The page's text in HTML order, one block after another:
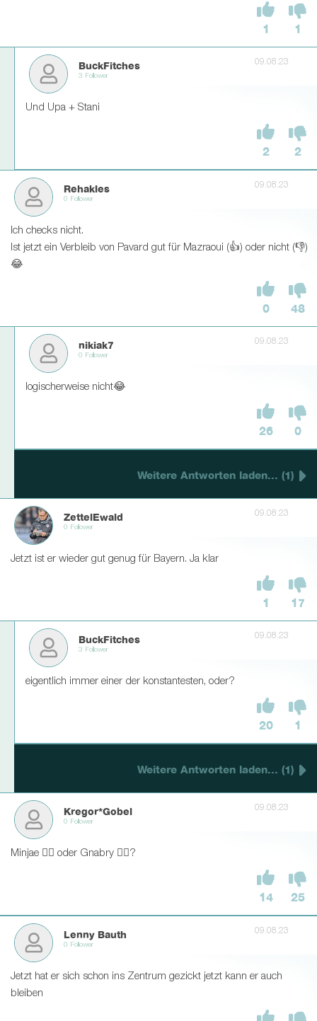
1 1
BuckFitches
3 Follower
09.08.23
Und Upa + Stani
2 2
Rehakles
0 Follower
09.08.23
Ich checks nicht.
Ist jetzt ein Verbleib von Pavard gut für Mazraoui (👍) oder nicht (👎)
😂
0 48
nikiak7
0 Follower
09.08.23
logischerweise nicht😂
26 0
Weitere Antworten laden... (1)
ZettelEwald
0 Follower
09.08.23
Jetzt ist er wieder gut genug für Bayern. Ja klar
1 17
BuckFitches
3 Follower
09.08.23
eigentlich immer einer der konstantesten, oder?
20 1
Weitere Antworten laden... (1)
Kregor*Gobel
0 Follower
09.08.23
Minjae 👍🏻 oder Gnabry 👎🏻?
14 25
Lenny Bauth
0 Follower
09.08.23
Jetzt hat er sich schon ins Zentrum gezickt jetzt kann er auch
bleiben